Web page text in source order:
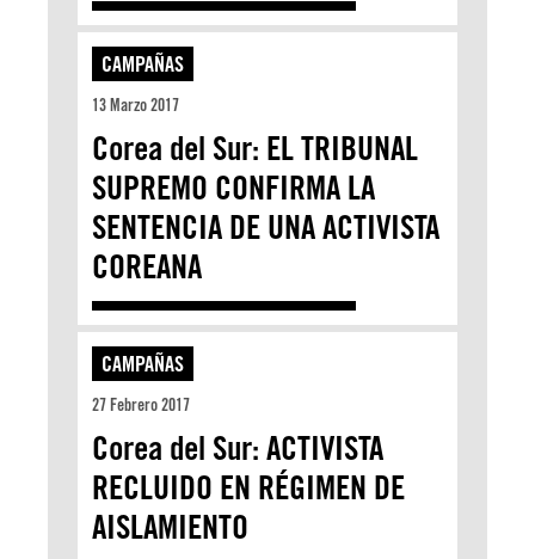
CAMPAÑAS
13 Marzo 2017
Corea del Sur: EL TRIBUNAL
SUPREMO CONFIRMA LA
SENTENCIA DE UNA ACTIVISTA
COREANA
CAMPAÑAS
27 Febrero 2017
Corea del Sur: ACTIVISTA
RECLUIDO EN RÉGIMEN DE
AISLAMIENTO